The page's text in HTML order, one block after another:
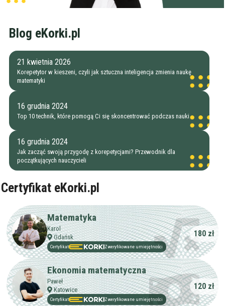
Blog eKorki.pl
21 kwietnia 2026
Korepetytor w kieszeni, czyli jak sztuczna inteligencja zmienia naukę
matematyki
16 grudnia 2024
Top 10 technik, które pomogą Ci się skoncentrować podczas nauki
16 grudnia 2024
Jak zacząć swoją przygodę z korepetycjami? Przewodnik dla
początkujących nauczycieli
Certyfikat eKorki.pl
Matematyka
Karol
Gdańsk
Certyfikat Zweryfikowane umiejętności
180 zł
Ekonomia matematyczna
Paweł
Katowice
Certyfikat Zweryfikowane umiejętności
120 zł